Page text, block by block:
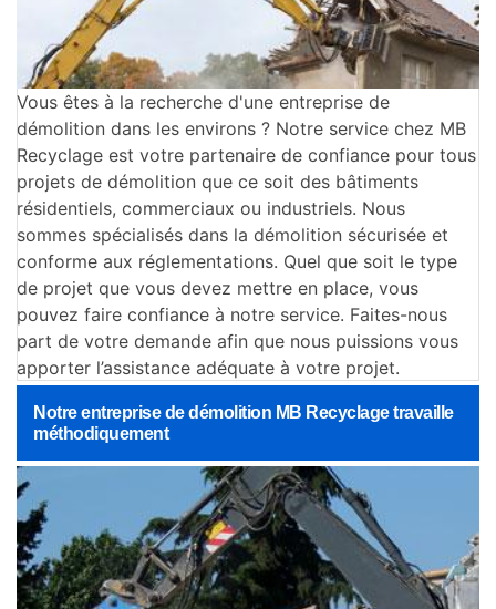
Vous êtes à la recherche d'une entreprise de
démolition dans les environs ? Notre service chez MB
Recyclage est votre partenaire de confiance pour tous
projets de démolition que ce soit des bâtiments
résidentiels, commerciaux ou industriels. Nous
sommes spécialisés dans la démolition sécurisée et
conforme aux réglementations. Quel que soit le type
de projet que vous devez mettre en place, vous
pouvez faire confiance à notre service. Faites-nous
part de votre demande afin que nous puissions vous
apporter l’assistance adéquate à votre projet.
Notre entreprise de démolition MB Recyclage travaille
méthodiquement